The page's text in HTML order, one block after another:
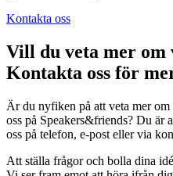
Kontakta oss
Vill du veta mer om
Kontakta oss för
Är du nyfiken på att veta mer
oss på Speakers&friends? Du är
oss på telefon, e-post eller via
Att ställa frågor och bolla dina